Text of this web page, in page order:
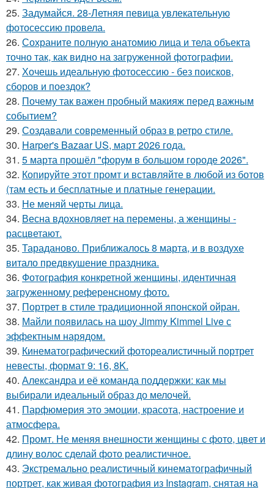
25. Задумайся. 28-Летняя певица увлекательную
фотосессию провела.
26. Сохраните полную анатомию лица и тела объекта
точно так, как видно на загруженной фотографии.
27. Хочешь идеальную фотосессию - без поисков,
сборов и поездок?
28. Почему так важен пробный макияж перед важным
событием?
29. Создавали современный образ в ретро стиле.
30. Harper's Bazaar US, март 2026 года.
31. 5 марта прошёл "форум в большом городе 2026".
32. Копируйте этот промт и вставляйте в любой из ботов
(там есть и бесплатные и платные генерации.
33. Не меняй черты лица.
34. Весна вдохновляет на перемены, а женщины -
расцветают.
35. Тараданово. Приближалось 8 марта, и в воздухе
витало предвкушение праздника.
36. Фотография конкретной женщины, идентичная
загруженному референсному фото.
37. Портрет в стиле традиционной японской ойран.
38. Майли появилась на шоу Jimmy Kimmel Live с
эффектным нарядом.
39. Кинематографический фотореалистичный портрет
невесты, формат 9: 16, 8K.
40. Александра и её команда поддержки: как мы
выбирали идеальный образ до мелочей.
41. Парфюмерия это эмоции, красота, настроение и
атмосфера.
42. Промт. Не меняя внешности женщины с фото, цвет и
длину волос сделай фото реалистичное.
43. Экстремально реалистичный кинематографичный
портрет, как живая фотография из Instagram, снятая на